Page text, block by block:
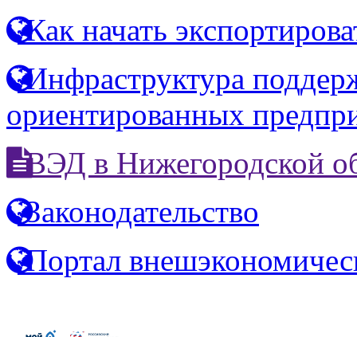
Как начать
Инфраструктура
ориентированных
ВЭД в Нижегородской
Законодательство
Портал